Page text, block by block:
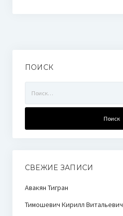
ПОИСК
СВЕЖИЕ ЗАПИСИ
Авакян Тигран
Тимошевич Кирилл Витальевич